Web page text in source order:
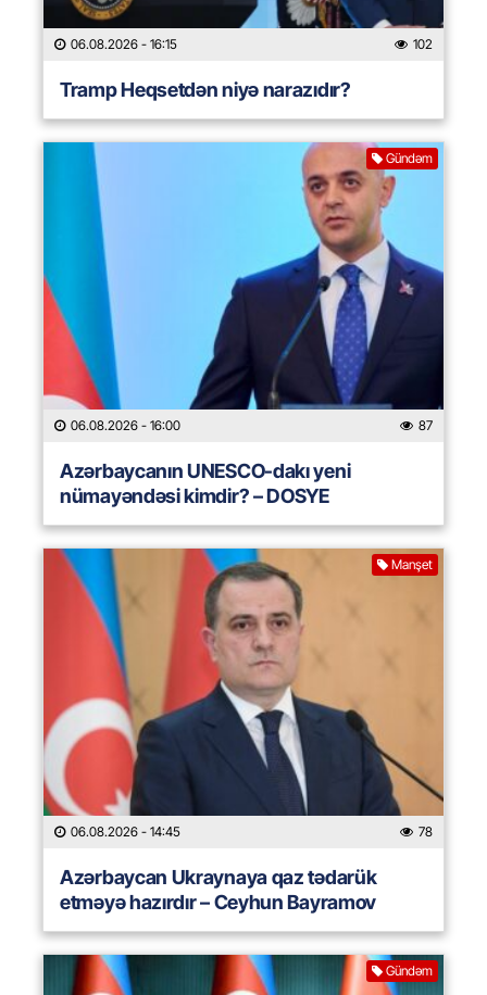
06.08.2026 - 16:15 102
Tramp Heqsetdən niyə narazıdır?
Gündəm
06.08.2026 - 16:00 87
Azərbaycanın UNESCO-dakı yeni
nümayəndəsi kimdir? – DOSYE
Manşet
06.08.2026 - 14:45 78
Azərbaycan Ukraynaya qaz tədarük
etməyə hazırdır – Ceyhun Bayramov
Gündəm